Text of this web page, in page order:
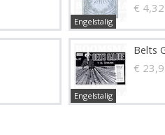
€ 4,32
Engelstalig
Belts
€
Engelstalig